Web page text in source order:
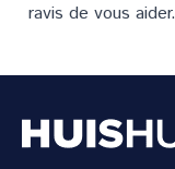
ravis de vous aider.